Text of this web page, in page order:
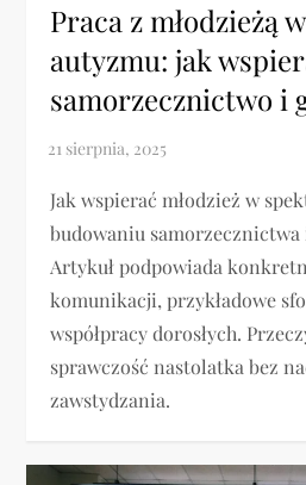
Praca z młodzieżą
autyzmu: jak
samorzecznictwo i
Jak wspierać młodzież w
budowaniu
Artykuł podpowiada
komunikacji, przykładowe
współpracy dorosłych.
sprawczość nastolatka bez
zawstydzania.